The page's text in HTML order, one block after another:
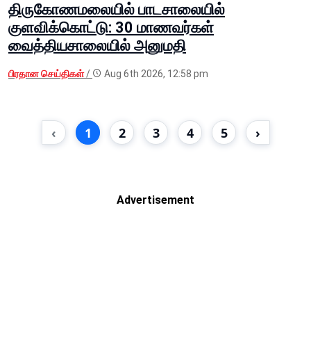
திருகோணமலையில் பாடசாலையில்
குளவிக்கொட்டு: 30 மாணவர்கள்
வைத்தியசாலையில் அனுமதி
பிரதான செய்திகள்/ Aug 6th 2026, 12:58 pm
‹ 1 2 3 4 5 ›
Advertisement